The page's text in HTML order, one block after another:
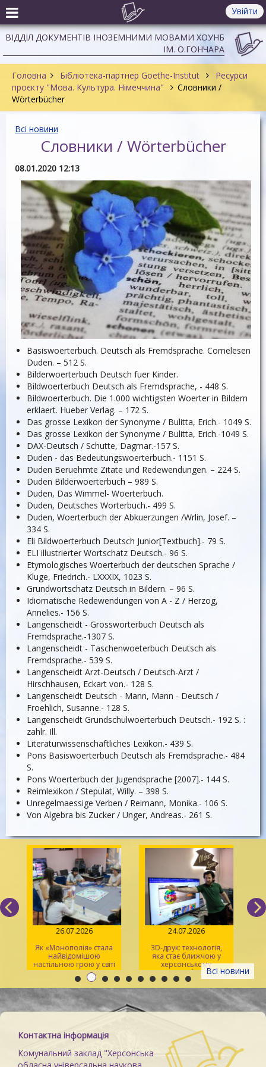
Увійти
ВІДДІЛ ДОКУМЕНТІВ ІНОЗЕМНИМИ МОВАМИ ХОУНБ
ІМ. О.ГОНЧАРА
Головна Бібліотека-партнер Goethe-Institut
Ресурси
проєкту "Мова. Культура. Німеччина"
Словники /
Wörterbücher
Всі новини
Словники / Wörterbücher
08.01.2020 12:13
Basiswoerterbuch. Deutsch als Fremdsprache. Cornelesen
Duden. – 512 S.
Bilderwoerterbuch Deutsch fuer Kinder.
Bildwoerterbuch Deutsch als Fremdsprache, - 448 S.
Bildwoerterbuch. Die 1.000 wichtigsten Woerter in Bildern
erklaert. Hueber Verlag. – 172 S.
Das grosse Lexikon der Synonyme / Bulitta, Erich.- 1049 S.
Das grosse Lexikon der Synonyme / Bulitta, Erich.-1049 S.
DAX-Deutsch / Schutte, Dagmar.-157 S.
Duden - das Bedeutungswoerterbuch.- 1151 S.
Duden Beruehmte Zitate und Redewendungen. – 224 S.
Duden Bilderwoerterbuch – 989 S.
Duden, Das Wimmel- Woerterbuch.
Duden, Deutsches Worterbuch.- 499 S.
Duden, Woerterbuch der Abkuerzungen /Wrlin, Josef. –
334 S.
Eli Bildwoerterbuch Deutsch Junior[Textbuch].- 79 S.
ELI illustrierter Wortschatz Deutsch.- 96 S.
Etymologisches Woerterbuch der deutschen Sprache /
Kluge, Friedrich.- LXXXIX, 1023 S.
Grundwortschatz Deutsch in Bildern. – 96 S.
Idiomatische Redewendungen von A - Z / Herzog,
Annelies.- 156 S.
Langenscheidt - Grossworterbuch Deutsch als
Fremdsprache.-1307 S.
Langenscheidt - Taschenwoeterbuch Deutsch als
Fremdsprache.- 539 S.
Langenscheidt Arzt-Deutsch / Deutsch-Arzt /
Hirschhausen, Eckart von.- 128 S.
Langenscheidt Deutsch - Mann, Mann - Deutsch /
Froehlich, Susanne.- 128 S.
Langenscheidt Grundschulwoerterbuch Deutsch.- 192 S. :
zahlr. Ill.
Literaturwissenschaftliches Lexikon.- 439 S.
Pons Basiswoerterbuch Deutsch als Fremdsprache.- 484
S.
Pons Woerterbuch der Jugendsprache [2007].- 144 S.
Reimlexikon / Stepulat, Willy. – 398 S.
Unregelmaessige Verben / Reimann, Monika.- 106 S.
Von Algebra bis Zucker / Unger, Andreas.- 261 S.
Всі новини
26.07.2026
Як «Монополія» стала
найвідомішою
настільною грою у світі
24.07.2026
3D-друк: технологія,
яка стає ближчою у
херсонському
просторі Maker Space
Контактна інформація
Комунальний заклад "Херсонська